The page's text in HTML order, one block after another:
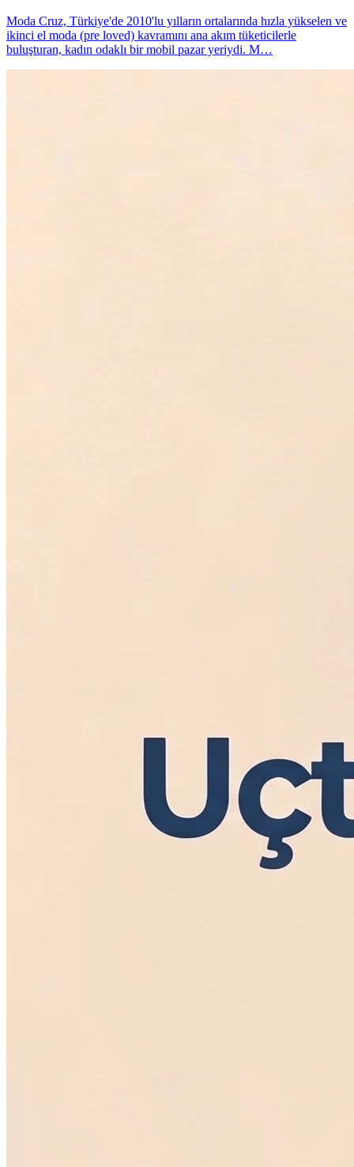
Moda Cruz, Türkiye'de 2010'lu yılların ortalarında hızla yükselen ve
ikinci el moda (pre loved) kavramını ana akım tüketicilerle
buluşturan, kadın odaklı bir mobil pazar yeriydi. M…